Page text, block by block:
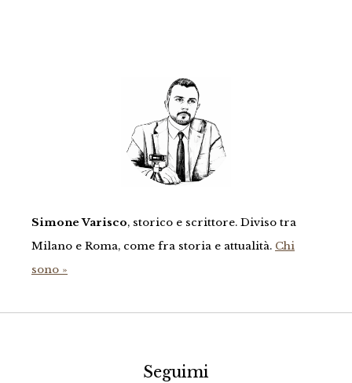
Simone Varisco, storico e scrittore. Diviso tra
Milano e Roma, come fra storia e attualità. Chi
sono »
Seguimi